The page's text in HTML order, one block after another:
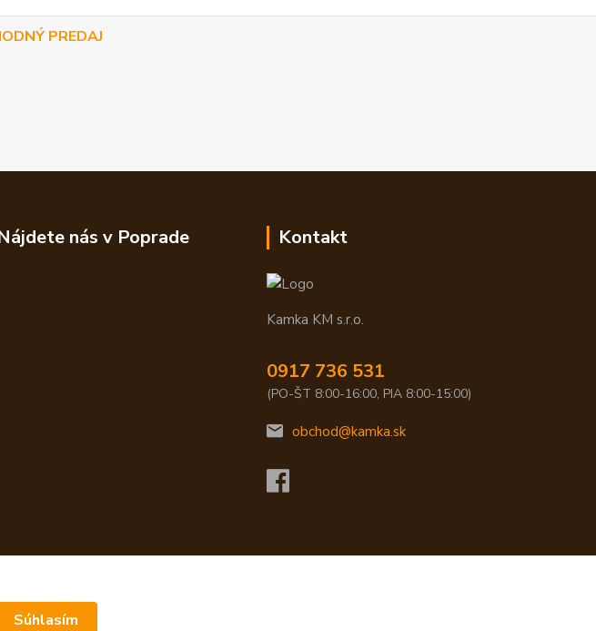
PREDAJ
nás v Poprade Kontakt
Kamka KM s.r.o.
0917 736 531
(PO-ŠT 8:00-16:00, PIA 8:00-15:00)
obchod@kamka.sk
Súhlasím